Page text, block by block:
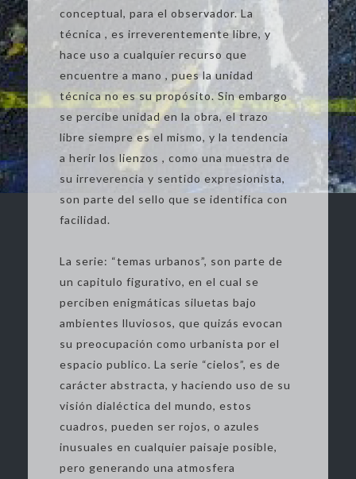
conceptual, para el observador. La
técnica , es irreverentemente libre, y
hace uso a cualquier recurso que
encuentre a mano , pues la unidad
técnica no es su propósito. Sin embargo
se percibe unidad en la obra, el trazo
libre siempre es el mismo, y la tendencia
a herir los lienzos , como una muestra de
su irreverencia y sentido expresionista,
son parte del sello que se identifica con
facilidad.
La serie: “temas urbanos”, son parte de
un capitulo figurativo, en el cual se
perciben enigmáticas siluetas bajo
ambientes lluviosos, que quizás evocan
su preocupación como urbanista por el
espacio publico. La serie “cielos”, es de
carácter abstracta, y haciendo uso de su
visión dialéctica del mundo, estos
cuadros, pueden ser rojos, o azules
inusuales en cualquier paisaje posible,
pero generando una atmosfera